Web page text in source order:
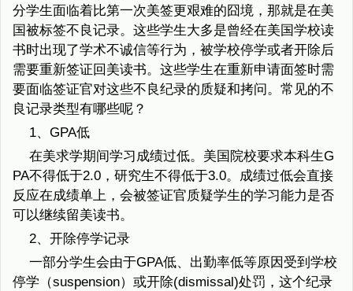
分学生面临着比第一次美签更艰难的囧境，那就是在美
国被标签不良记录。这些学生大多是曾经在美国学校读
书时出现了学术不诚信等行为，被学校停学或者开除后
需要重新签证回美读书。这些学生在重新申请面签时需
要面临签证官对这些不良纪录的质疑和拷问。常见的不
良记录类型有哪些呢？
1、GPA低
在美求学期间学习成绩过低。美国院校要求本科生G
PA不得低于2.0，研究生不得低于3.0。成绩过低会直接
反应在成绩单上，会被签证官质疑学生的学习能力是否
可以继续留美读书。
2、开除停学记录
一部分学生会由于GPA低、出勤率低等原因受到学校
停学（suspension）或开除(dismissal)处罚，这个纪录